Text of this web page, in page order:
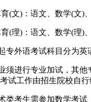
(文)：语文、数学(文)、
(理)：语文、数学(理)、
专外语考试科目分为
须进行专业加试，其
试工作由招生院校自
类考生需参加数学考试